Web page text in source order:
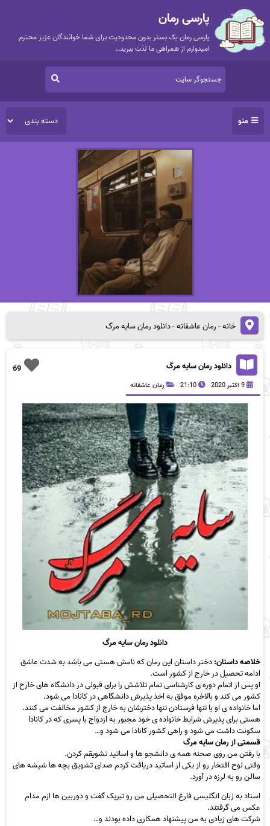
پارسی رمان
پارسی رمان یک بستر بدون محدودیت برای شما خوانندگان عزیز محترم
امیدوارم از همراهی ما لذت ببرید…
منو
خانه-رمان عاشقانه-دانلود رمان سایه مرگ
69 دانلود رمان سایه مرگ
9 اکتبر 2020 21:10 رمان عاشقانه
دانلود رمان سایه مرگ
خلاصه داستان:دختر داستان این رمان که نامش هستی می باشد به شدت عاشق
ادامه تحصیل در خارج از کشور است.
او پس از اتمام دوره ی کارشناسی تمام تلاشش را برای قبولی در دانشگاه های خارح از
کشور می کند و بالاخره موفق به اخذ پذیرش دانشگاهی در کانادا می شود.
اما خانواده ی او با تنها فرستادن تنها دخترشان به خارج از کشور مخالفت می کنند.
هستی برای پذیرش شرایط خانواده ی خود مجبور به ازدواج با پسری که در کانادا
سکونت داشت می شود و راهی کشور کانادا می شود و…
قسمتی از رمان سایه مرگ
با رفتن من روی صحنه همه ی دانشجو ها و اساتید تشویقم کردن.
وقتی لوح افتخار رو از یکی از اساتید دریافت کردم صدای تشویق بچه ها شیشه های
سالن رو به لرزه در آورد.
استاد به زبان انگلیسی فارغ التحصیلی من رو تبریک گفت و دوربین ها ازم مدام
عکس می گرفتند.
شرکت های زیادی به من پیشنهاد همکاری داده بودند و…